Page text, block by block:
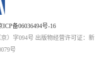
ICP备06036494号-16
）字094号 出版物经营许可证：新
号